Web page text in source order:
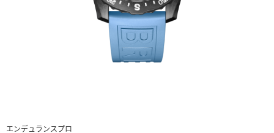
エンデュランスプロ